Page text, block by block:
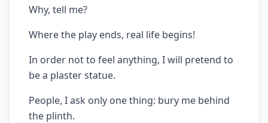
Why, tell me?
Where the play ends, real life begins!
In order not to feel anything, I will pretend to
be a plaster statue.
People, I ask only one thing: bury me behind
the plinth.